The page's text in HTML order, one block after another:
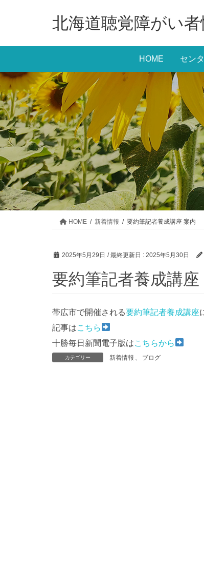
ン
に
移
動
ー
ョ
ン
に
移
動
北海道聴覚障がい
HOME セン
HOME 新着情報 要約筆記者養成講座 案内
2025年5月29日 / 最終更新日 : 2025年5月30日
要約筆記者養成講座
帯広市で開催される要約筆記者養成講座
記事はこちら
十勝毎日新聞電子版はこちらから
カテゴリー 新着情報 ブログ